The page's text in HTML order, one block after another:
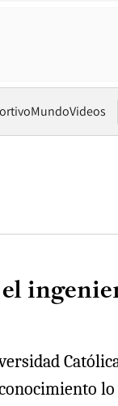
MundoVideos